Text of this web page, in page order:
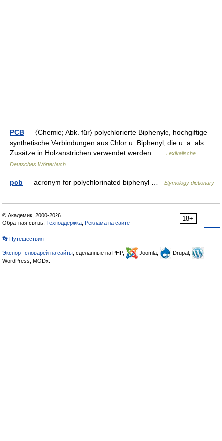
PCB — 〈Chemie; Abk. für〉 polychlorierte Biphenyle, hochgiftige
synthetische Verbindungen aus Chlor u. Biphenyl, die u. a. als
Zusätze in Holzanstrichen verwendet werden …
Lexikalische
Deutsches Wörterbuch
pcb — acronym for polychlorinated biphenyl … Etymology dictionary
18+
© Академик, 2000-2026
Обратная связь: Техподдержка Реклама на сайте
👣 Путешествия
Экспорт словарей на сайты , сделанные на PHP, Joomla,
Drupal,
WordPress, MODx.